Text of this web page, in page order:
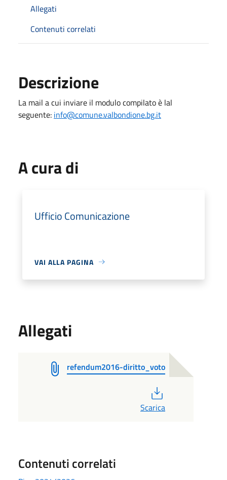
Allegati
Contenuti correlati
Descrizione
La mail a cui inviare il modulo compilato è lal
seguente: info@comune.valbondione.bg.it
A cura di
Ufficio Comunicazione
VAI ALLA PAGINA
Allegati
refendum2016-diritto_voto
Scarica
Contenuti correlati